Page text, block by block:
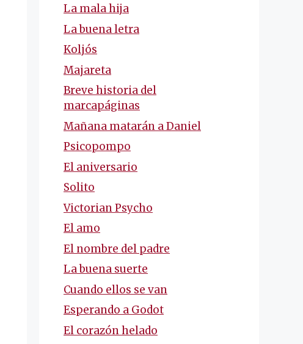
La mala hija
La buena letra
Koljós
Majareta
Breve historia del
marcapáginas
Mañana matarán a Daniel
Psicopompo
El aniversario
Solito
Victorian Psycho
El amo
El nombre del padre
La buena suerte
Cuando ellos se van
Esperando a Godot
El corazón helado